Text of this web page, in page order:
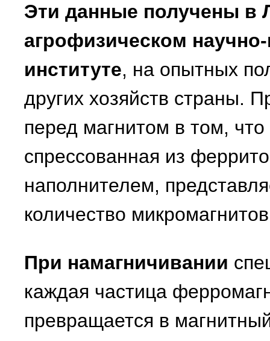
Эти данные получены в
агрофизическом
институте, на опытных
других хозяйств страны.
перед магнитом в том,
спрессованная из
наполнителем,
количество
При намагничивании
каждая частица
превращается в